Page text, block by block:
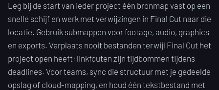
Leg bij de start van ieder project één bronmap vast op een
snelle schijf en werk met verwijzingen in Final Cut naar die
locatie. Gebruik submappen voor footage, audio, graphics
en exports. Verplaats nooit bestanden terwijl Final Cut het
project open heeft; linkfouten zijn tijdbommen tijdens
deadlines. Voor teams, sync die structuur met je gedeelde
opslag of cloud-mapping, en houd één tekstbestand met